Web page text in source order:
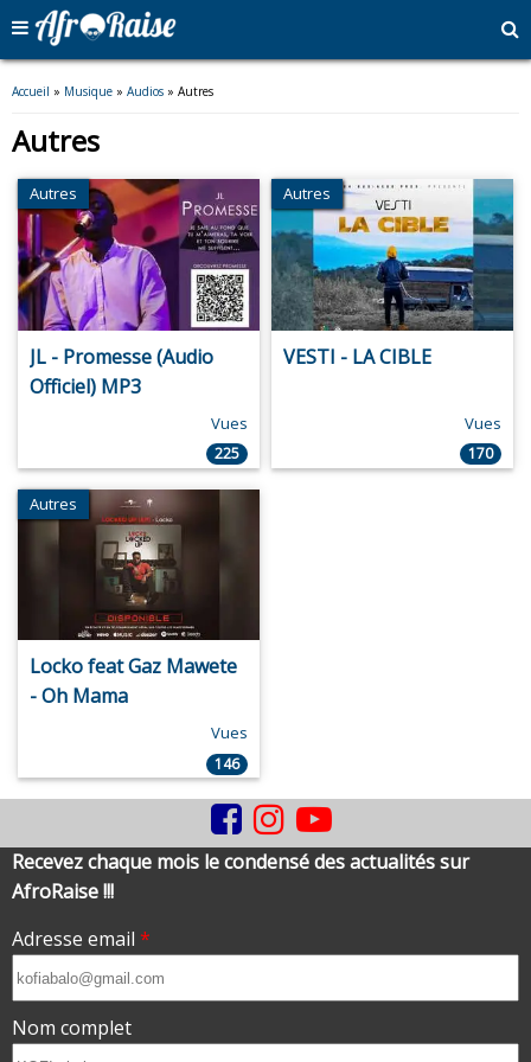
Vous êtes ici
Accueil » Musique » Audios » Autres
Autres
Autres
JL - Promesse (Audio
Officiel) MP3
Vues
225
Autres
VESTI - LA CIBLE
Vues
170
Autres
Locko feat Gaz Mawete
- Oh Mama
Vues
146
Recevez chaque mois le condensé des actualités sur
AfroRaise !!!
Adresse email *
Nom complet